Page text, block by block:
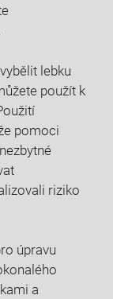
lebku
použít k
pomoci
riziko
úpravu
a